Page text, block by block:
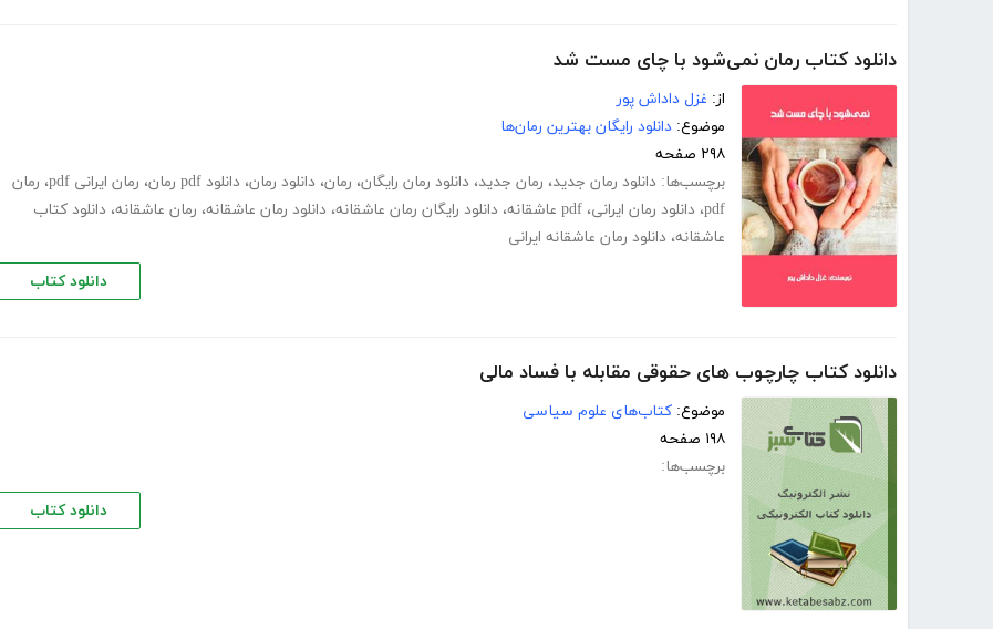
دانلود کتاب رمان نمی‌شود با چای مست شد
از: غزل داداش پور
موضوع: دانلود رایگان بهترین رمان‌ها
۲۹۸ صفحه
برچسب‌ها: دانلود رمان جدید، رمان جدید، دانلود رمان رایگان، رمان، دانلود رمان، دانلود pdf رمان ، رمان ایرانی pdf ، رمان
pdf، دانلود رمان ایرانی، pdf عاشقانه ، دانلود رایگان رمان عاشقانه، دانلود رمان عاشقانه، رمان عاشقانه، دانلود کتاب
عاشقانه، دانلود رمان عاشقانه ایرانی
دانلود کتاب
دانلود کتاب چارچوب های حقوقی مقابله با فساد مالی
موضوع: کتاب‌های علوم سیاسی
۱۹۸ صفحه
برچسب‌ها:
دانلود کتاب